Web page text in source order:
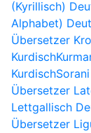
(Kyrillisch)
Alphabet)
Übersetzer
Übersetzer
Lettgallisch
Übersetzer